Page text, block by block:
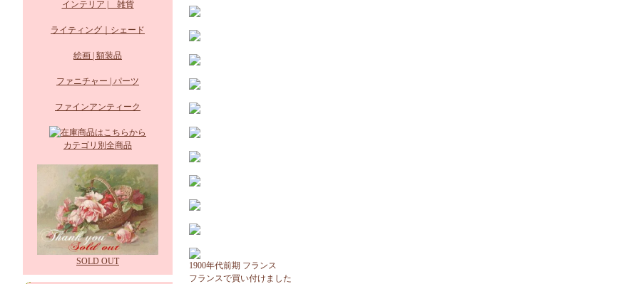
インテリア | 雑貨
ライティング｜シェード
絵画 | 額装品
ファニチャー | パーツ
ファインアンティーク
カテゴリ別全商品
SOLD OUT
1900年代前期 フランス
フランスで買い付けました